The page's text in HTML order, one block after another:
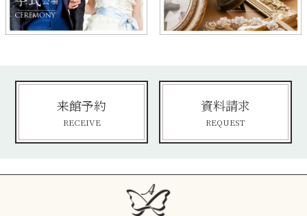
来館予約
RECEIVE
資料請求
REQUEST